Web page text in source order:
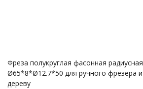
Фреза полукруглая фасонная
Ø65*8*Ø12.7*50 для ручного фрезера
дереву